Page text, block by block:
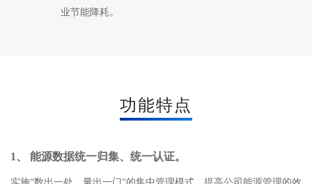
业节能降耗。
功能特点
1、 能源数据统一归集、统一认证。